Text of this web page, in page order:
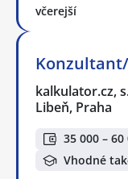
včerejší
kalkulator.cz,
Libeň, Praha
35 000 – 60
Vhodné